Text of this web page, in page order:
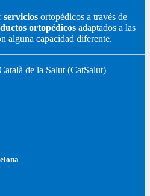
servicios ortopédicos a través de
ortopédicos adaptados a las
alguna capacidad diferente.
de la Salut (CatSalut)